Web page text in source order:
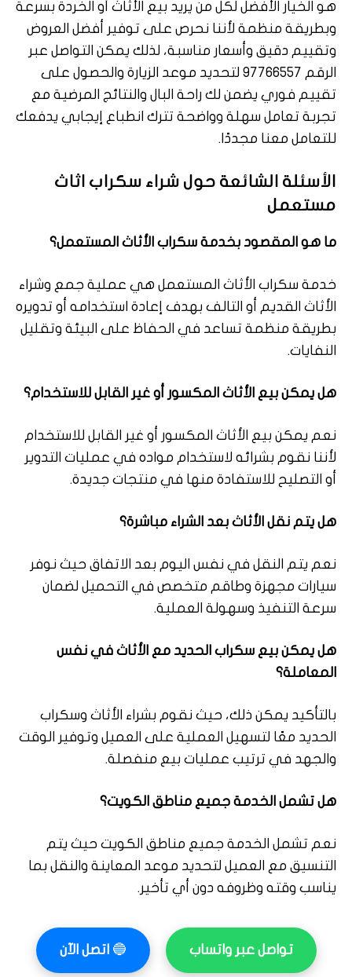
هو الخيار الأفضل لكل من يريد بيع الأثاث أو الخردة بسرعة
وبطريقة منظمة لأننا نحرص على توفير أفضل العروض
وتقييم دقيق وأسعار مناسبة، لذلك يمكن التواصل عبر
الرقم 97766557 لتحديد موعد الزيارة والحصول على
تقييم فوري يضمن لك راحة البال والنتائج المرضية مع
تجربة تعامل سهلة وواضحة تترك انطباع إيجابي يدفعك
للتعامل معنا مجددًا.
الأسئلة الشائعة حول شراء سكراب اثاث
مستعمل
ما هو المقصود بخدمة سكراب الأثاث المستعمل؟
خدمة سكراب الأثاث المستعمل هي عملية جمع وشراء
الأثاث القديم أو التالف بهدف إعادة استخدامه أو تدويره
بطريقة منظمة تساعد في الحفاظ على البيئة وتقليل
النفايات.
هل يمكن بيع الأثاث المكسور أو غير القابل للاستخدام؟
نعم يمكن بيع الأثاث المكسور أو غير القابل للاستخدام
لأننا نقوم بشرائه لاستخدام مواده في عمليات التدوير
أو التصليح للاستفادة منها في منتجات جديدة.
هل يتم نقل الأثاث بعد الشراء مباشرة؟
نعم يتم النقل في نفس اليوم بعد الاتفاق حيث نوفر
سيارات مجهزة وطاقم متخصص في التحميل لضمان
سرعة التنفيذ وسهولة العملية.
هل يمكن بيع سكراب الحديد مع الأثاث في نفس
المعاملة؟
بالتأكيد يمكن ذلك، حيث نقوم بشراء الأثاث وسكراب
الحديد معًا لتسهيل العملية على العميل وتوفير الوقت
والجهد في ترتيب عمليات بيع منفصلة.
هل تشمل الخدمة جميع مناطق الكويت؟
نعم تشمل الخدمة جميع مناطق الكويت حيث يتم
التنسيق مع العميل لتحديد موعد المعاينة والنقل بما
يناسب وقته وظروفه دون أي تأخير.
تواصل عبر واتساب 🔵 اتصل الآن